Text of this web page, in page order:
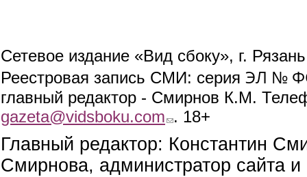
Сетевое издание «Вид сбоку», г.
Реестровая запись СМИ: серия ЭЛ №
главный редактор - Смирнов К.М.
gazeta@vidsboku.com (link sends e-mail)
. 18+
Главный редактор: Константин
Смирнова, администратор сайта